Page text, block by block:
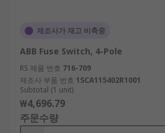
제조사가 재고 비축중
ABB Fuse Switch, 4-Pole
RS 제품 번호 716-709
제조사 부품 번호 1SCA115402R1001
Subtotal (1 unit)
₩4,696.79
주문수량